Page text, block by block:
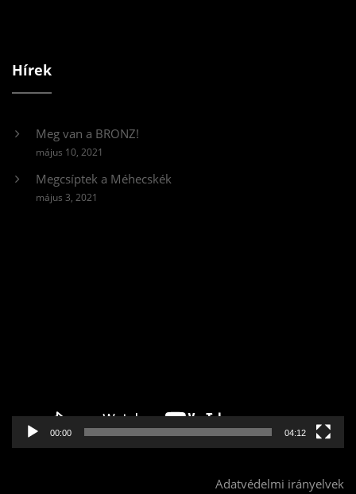
Hírek
Meg van a BRONZ!
május 10, 2021
Megcsíptek a Méhecskék
május 3, 2021
00:00 04:12
Adatvédelmi irányelvek